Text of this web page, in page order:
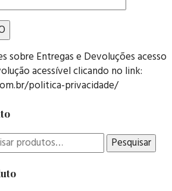
sobre Entregas e Devoluções acesso
acessível clicando no link:
politica-privacidade/
Pesquisar